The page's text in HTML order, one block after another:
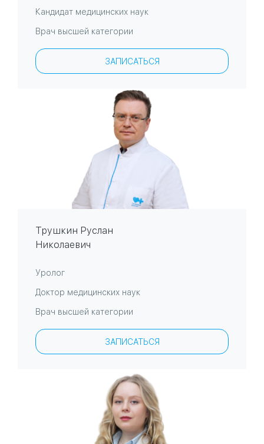
Кандидат медицинских наук
Врач высшей категории
ЗАПИСАТЬСЯ
Трушкин Руслан
Николаевич
Уролог
Доктор медицинских наук
Врач высшей категории
ЗАПИСАТЬСЯ